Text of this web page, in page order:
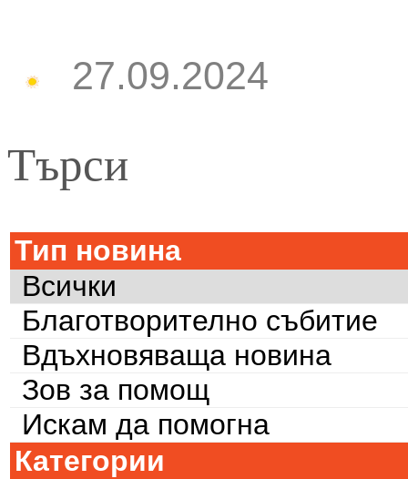
27.09.2024
Търси
Тип новина
Всички
Благотворително събитие
Вдъхновяваща новина
Зов за помощ
Искам да помогна
Категории